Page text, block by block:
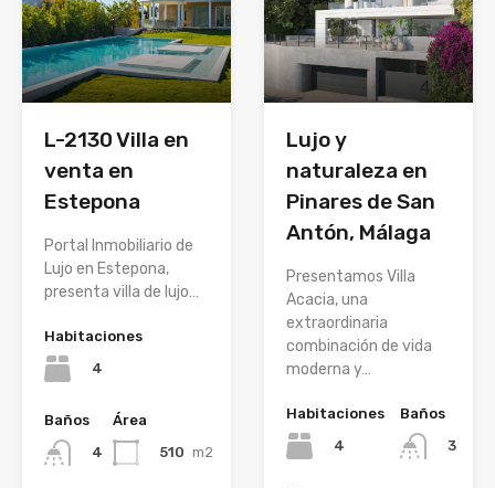
L-2130 Villa en
venta en
Estepona
Portal Inmobiliario de
Lujo en Estepona,
presenta villa de lujo…
Habitaciones
4
Baños
4
Área
510 m2
Lujo y
naturaleza en
Pinares de San
Antón, Málaga
Presentamos Villa
Acacia, una
extraordinaria
combinación de vida
moderna y…
Habitaciones
4
Baños
3